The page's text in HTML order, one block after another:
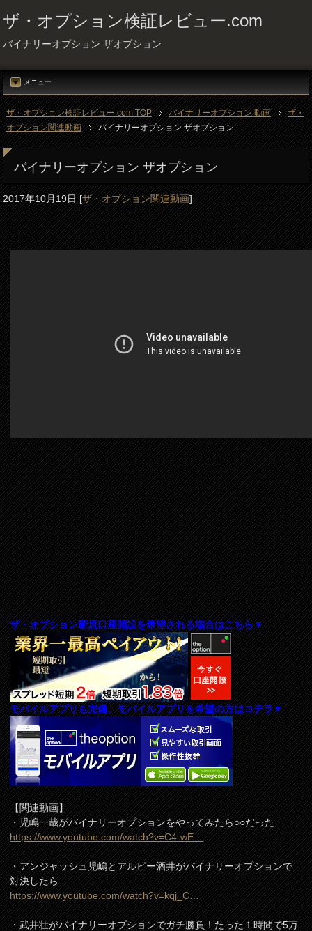
ザ・オプション検証レビュー.com
バイナリーオプション ザオプション
メニュー
ザ・オプション検証レビュー.com TOP バイナリーオプション 動画
ザ・
オプション関連動画
バイナリーオプション ザオプション
バイナリーオプション ザオプション
2017年10月19日[ザ・オプション関連動画]
ザ・オプション新規口座開設を希望される場合はこちら▼
モバイルアプリも完備、モバイルアプリを希望の方はコチラ▼
【関連動画】
・児嶋一哉がバイナリーオプションをやってみたら○○だった
https://www.youtube.com/watch?v=C4-wE…
・アンジャッシュ児嶋とアルピー酒井がバイナリーオプションで
対決したら
https://www.youtube.com/watch?v=kqj_C…
・武井壮がバイナリーオプションでガチ勝負！たった１時間で5万